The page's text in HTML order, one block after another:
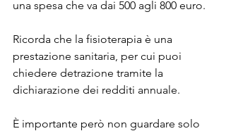
una spesa che va dai 500 agli 800 euro.
Ricorda che la fisioterapia è una
prestazione sanitaria, per cui puoi
chiedere detrazione tramite la
dichiarazione dei redditi annuale.
È importante però non guardare solo